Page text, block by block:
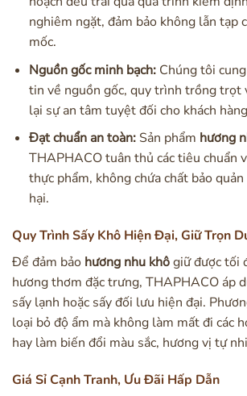
nghiêm ngặt, đảm bảo không lẫn tạp
mốc.
Nguồn gốc minh bạch:Chúng tôi
tin về nguồn gốc, quy trình trồng trọt
lại sự an tâm tuyệt đối cho khách
Đạt chuẩn an toàn:Sản phẩm hương
THAPHACO tuân thủ các tiêu chuẩn
thực phẩm, không chứa chất bảo
hại.
Quy Trình Sấy Khô Hiện Đại, Giữ Trọn
Để đảm bảo hương nhu khôgiữ được tối
hương thơm đặc trưng, THAPHACO áp
sấy lạnh hoặc sấy đối lưu hiện đại.
loại bỏ độ ẩm mà không làm mất đi các
hay làm biến đổi màu sắc, hương vị tự
Giá Sỉ Cạnh Tranh, Ưu Đãi Hấp Dẫn